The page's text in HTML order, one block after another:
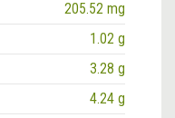
205.52 mg
1.02 g
3.28 g
4.24 g